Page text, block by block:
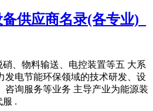
供应商名录(各专业)_
、物料输送、电控装置等五 大系
发电节能环保领域的技术研发、设
咨询服务等业务 主导产业为能源装
服 .